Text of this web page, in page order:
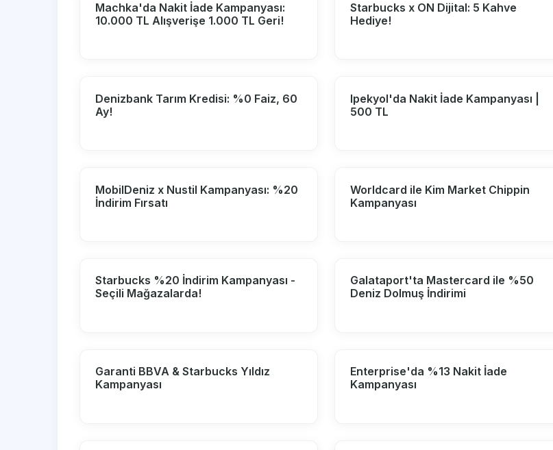
Machka'da Nakit İade Kampanyası:
10.000 TL Alışverişe 1.000 TL Geri!
Starbucks x ON Dijital: 5 Kahve
Hediye!
Denizbank Tarım Kredisi: %0 Faiz, 60
Ay!
Ipekyol'da Nakit İade Kampanyası |
500 TL
MobilDeniz x Nustil Kampanyası: %20
İndirim Fırsatı
Worldcard ile Kim Market Chippin
Kampanyası
Starbucks %20 İndirim Kampanyası -
Seçili Mağazalarda!
Galataport'ta Mastercard ile %50
Deniz Dolmuş İndirimi
Garanti BBVA & Starbucks Yıldız
Kampanyası
Enterprise'da %13 Nakit İade
Kampanyası